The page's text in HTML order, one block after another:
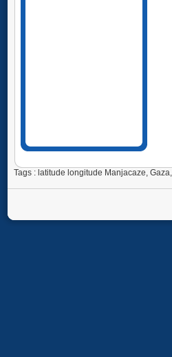
Tags : latitude longitude Manjacaze,